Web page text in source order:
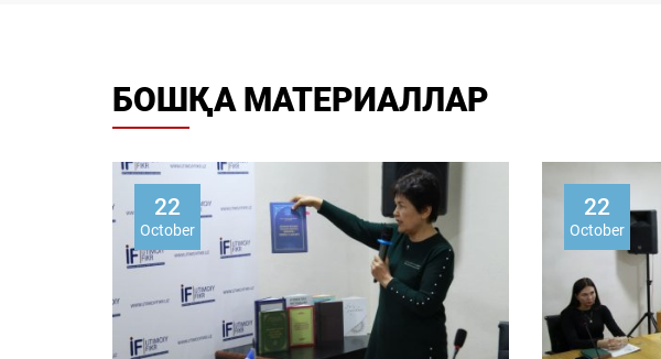
БОШҚА МАТЕРИАЛЛАР
22
October
22
October